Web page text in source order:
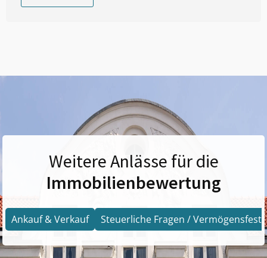
Weitere Anlässe für die
Immobilienbewertung
Ankauf & Verkauf Steuerliche Fragen /